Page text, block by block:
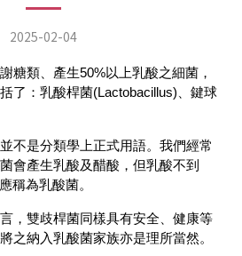
2025-02-04
糖類、產生50%以上乳酸之細菌，
了：乳酸桿菌(Lactobacillus)、鍵球
不是分類學上正式用語。我們經常
會產生乳酸及醋酸，但乳酸不到
稱為乳酸菌。
，雙歧桿菌同樣具有安全、健康等
之納入乳酸菌家族亦是理所當然。